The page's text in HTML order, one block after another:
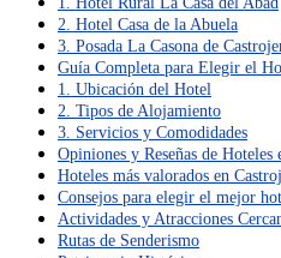
2. Hotel Casa de la Abuela
3. Posada La Casona de
Guía Completa para Elegir el
1. Ubicación del Hotel
2. Tipos de Alojamiento
3. Servicios y Comodidades
Opiniones y Reseñas de Hoteles
Hoteles más valorados en
Consejos para elegir el mejor
Actividades y Atracciones
Rutas de Senderismo